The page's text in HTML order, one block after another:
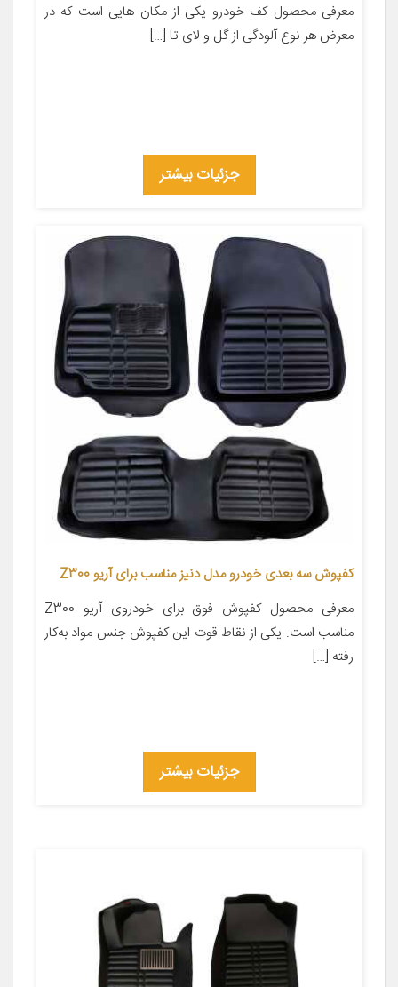
معرفی محصول کف خودرو یکی از مکان هایی است که در
معرض هر نوع آلودگی از گل و لای تا […]
جزئیات بیشتر
کفپوش سه بعدی خودرو مدل دنیز مناسب برای آریو Z300
معرفی محصول کفپوش فوق برای خودروی آریو Z300
مناسب است. یکی از نقاط قوت این کفپوش جنس مواد به‌کار
رفته […]
جزئیات بیشتر